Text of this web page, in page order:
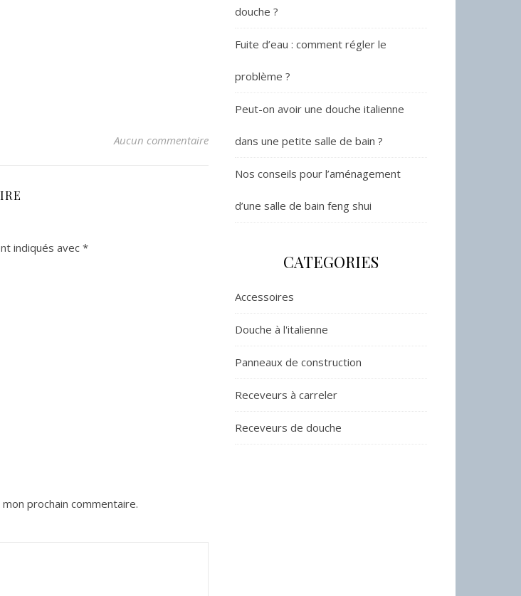
Aucun commentaire
indiqués avec*
prochain commentaire.
douche ?
Fuite d’eau : comment régler le
problème ?
Peut-on avoir une douche italienne
dans une petite salle de bain ?
Nos conseils pour l’aménagement
d’une salle de bain feng shui
CATEGORIES
Accessoires
Douche à l'italienne
Panneaux de construction
Receveurs à carreler
Receveurs de douche